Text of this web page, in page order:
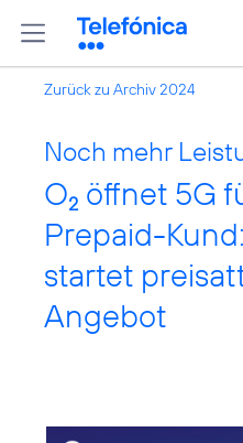
Zurück zu Archiv 2024
Noch mehr
O2 öffnet 5G
Prepaid-
startet
Angebot